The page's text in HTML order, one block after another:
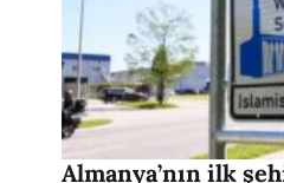
Almanya’nın ilk